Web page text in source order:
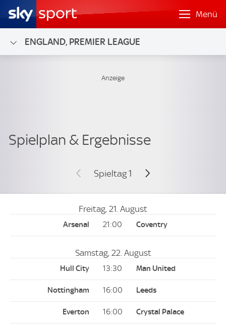
Menü
ENGLAND, PREMIER LEAGUE
Spieltag 1
Freitag, 21. August
21:00
Samstag, 22. August
13:30
16:00
16:00